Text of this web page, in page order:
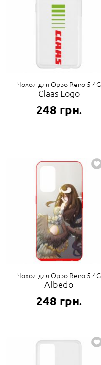
Чохол для Oppo Reno 5 4G
Claas Logo
248 грн.
Чохол для Oppo Reno 5 4G
Albedo
248 грн.